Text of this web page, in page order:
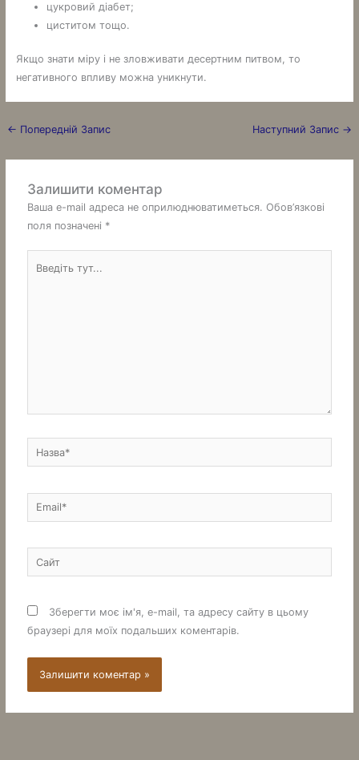
цукровий діабет;
циститом тощо.
Якщо знати міру і не зловживати десертним питвом, то
негативного впливу можна уникнути.
← Попередній Запис Наступний Запис →
Залишити коментар
Ваша e-mail адреса не оприлюднюватиметься. Обов’язкові
поля позначені *
Назва*
Email*
Сайт
Зберегти моє ім'я, e-mail, та адресу сайту в цьому
браузері для моїх подальших коментарів.